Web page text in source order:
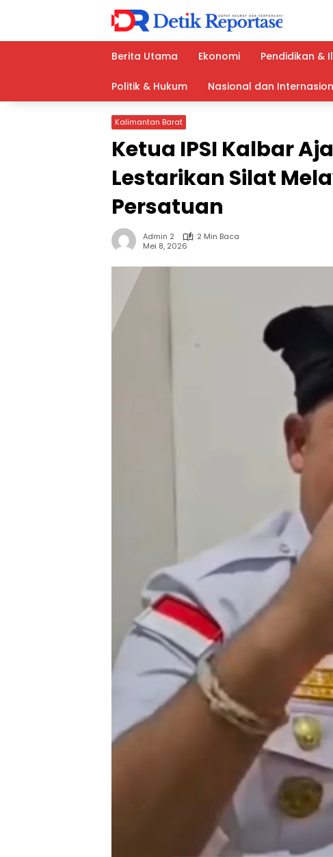
Berita Utama
Ekonomi Pendidikan &
Politik & Hukum Nasional dan
Kalimantan Barat
Ketua IPSI Kalbar
Lestarikan Silat
Persatuan
Admin 2
2 Min Baca
Mei 8, 2026